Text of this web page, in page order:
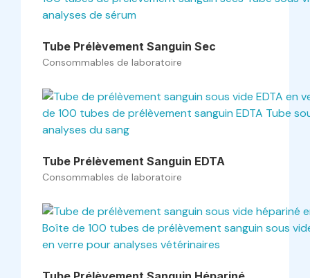
Tube Prélèvement Sanguin Sec
Consommables de laboratoire
Tube Prélèvement Sanguin EDTA
Consommables de laboratoire